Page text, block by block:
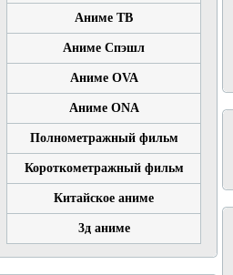
Аниме ТВ
Аниме Спэшл
Аниме OVA
Аниме ONA
Полнометражный фильм
Короткометражный фильм
Китайское аниме
3д аниме